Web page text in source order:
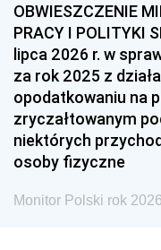
OBWIESZCZENIE
PRACY I POLITYKI
lipca 2026 r. w
za rok 2025 z
opodatkowaniu na
zryczałtowanym
niektórych
osoby fizyczne
Monitor Polski rok